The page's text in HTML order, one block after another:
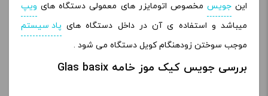
اینجویس مخصوص اتومایزر های معمولی دستگاه های ویپ
میباشد و استفاده ی آن در داخل دستگاه های پاد سیستم
موجب سوختن زودهنگام کویل دستگاه می شود .
بررسی جویس کیک موز خامه Glas basix